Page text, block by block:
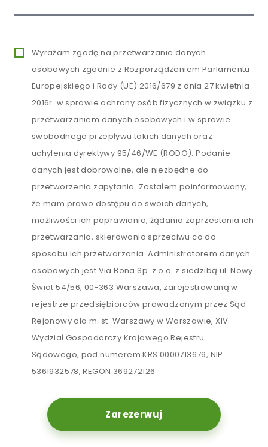
Wyrażam zgodę na przetwarzanie danych
osobowych zgodnie z Rozporządzeniem Parlamentu
Europejskiego i Rady (UE) 2016/679 z dnia 27 kwietnia
2016r. w sprawie ochrony osób fizycznych w związku z
przetwarzaniem danych osobowych i w sprawie
swobodnego przepływu takich danych oraz
uchylenia dyrektywy 95/46/WE (RODO). Podanie
danych jest dobrowolne, ale niezbędne do
przetworzenia zapytania. Zostałem poinformowany,
że mam prawo dostępu do swoich danych,
możliwości ich poprawiania, żądania zaprzestania ich
przetwarzania, skierowania sprzeciwu co do
sposobu ich przetwarzania. Administratorem danych
osobowych jest Via Bona Sp. z o.o. z siedzibą ul. Nowy
Świat 54/56, 00-363 Warszawa, zarejestrowaną w
rejestrze przedsiębiorców prowadzonym przez Sąd
Rejonowy dla m. st. Warszawy w Warszawie, XIV
Wydział Gospodarczy Krajowego Rejestru
Sądowego, pod numerem KRS 0000713679, NIP
5361932578, REGON 369272126
Zarezerwuj